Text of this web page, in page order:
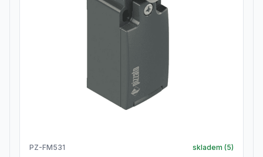
PZ-FM531 skladem (5)